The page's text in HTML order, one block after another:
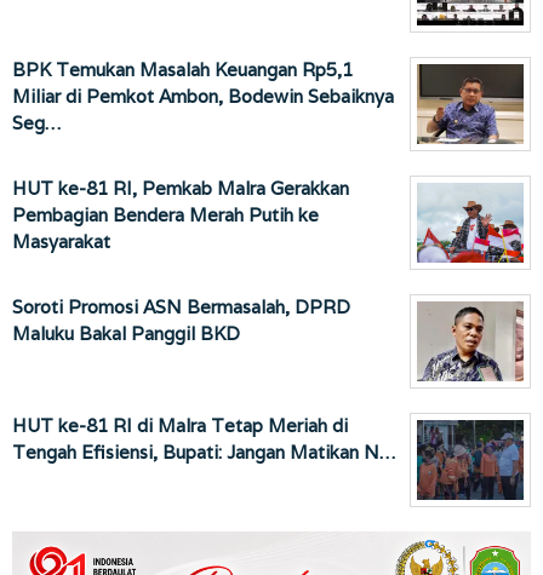
BPK Temukan Masalah Keuangan Rp5,1
Miliar di Pemkot Ambon, Bodewin Sebaiknya
Seg…
HUT ke-81 RI, Pemkab Malra Gerakkan
Pembagian Bendera Merah Putih ke
Masyarakat
Soroti Promosi ASN Bermasalah, DPRD
Maluku Bakal Panggil BKD
HUT ke-81 RI di Malra Tetap Meriah di
Tengah Efisiensi, Bupati: Jangan Matikan N…